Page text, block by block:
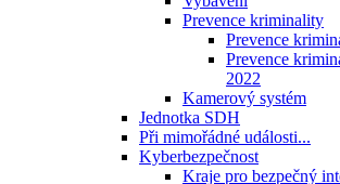
Prevence kriminality
Prevence
Prevence
2022
Kamerový systém
Jednotka SDH
Při mimořádné události...
Kyberbezpečnost
Kraje pro bezpečný